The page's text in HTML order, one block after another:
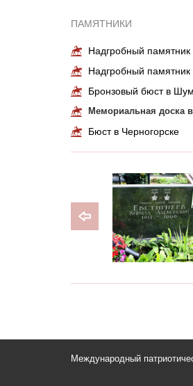
ПАМЯТНИКИ
Надгробный памятник
Надгробный памятник
Бронзовый бюст в
Мемориальная доска в
Бюст в Черногорске
Международный